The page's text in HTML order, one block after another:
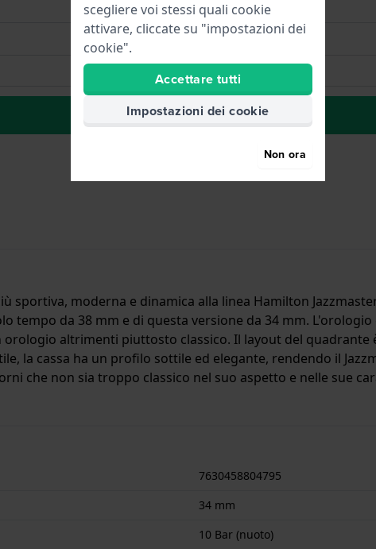
alla lista dei desideri
sportiva, moderna e dinamica alla linea Hamilton
tempo da 38 mm e di questa versione da 34 mm.
altrimenti piuttosto classico. Il layout del quadrante
la cassa ha un profilo sottile ed elegante, rendendo il
che non sia troppo classico nel suo aspetto e nelle sue
che l'orologio è adatto al nuoto. L'orologio è fornito con 2
7630458804795
34 mm
10 Bar (nuoto)
scegliere voi stessi quali cookie
attivare, cliccate su "impostazioni dei
cookie".
Accettare tutti
Impostazioni dei cookie
Non ora